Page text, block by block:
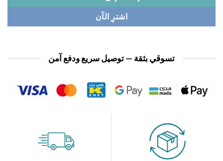
اشترِ الآن
تسوقي بثقة — توصيل سريع ودفع آمن